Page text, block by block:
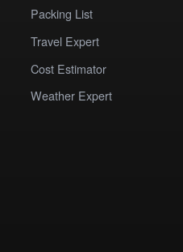
Packing List
Travel Expert
Cost Estimator
Weather Expert